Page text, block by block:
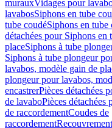
murauxVidages pour
lavabosSiphons en tube
tube coudéSiphons en tube
détachées pour Siphons
placeSiphons à tube
Siphons à tube plongeur
lavabos, modèle gain de
plongeur pour lavabos,
encastrerPièces détachées
de lavaboPièces détachées
de raccordementCoudes de
raccordement